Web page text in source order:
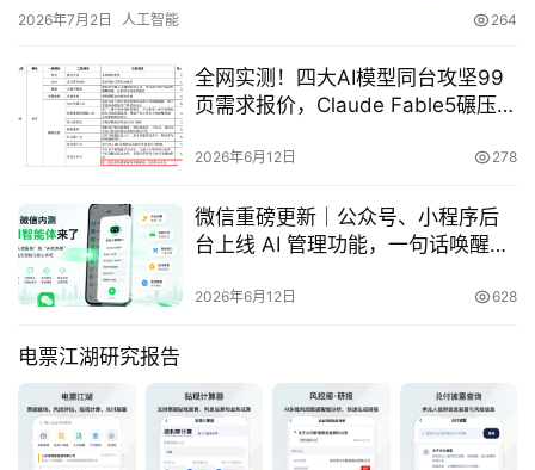
兵
器
2026年7月2日 人工智能 264
全网实测！四大AI模型同台攻坚99
页需求报价，Claude Fable5碾压全
2026年6月12日 278
微信重磅更新｜公众号、小程序后
台上线 AI 管理功能，一句话唤醒你
2026年6月12日 628
电票江湖研究报告